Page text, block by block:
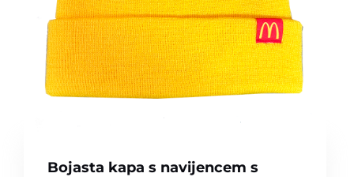
Bojasta kapa s navijencem s